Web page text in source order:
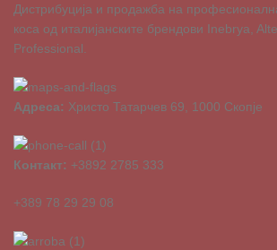
Дистрибуција и продажба на
коса од италијанските брендови Inebrya,
Professional.
Адреса: Христо Татарчев 69, 1000 Скопје
Контакт: +3892 2785 333
+389 78 29 29 08